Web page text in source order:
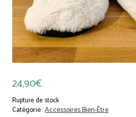
24,90€
Rupture de stock
Catégorie :Accessoires Bien-Être